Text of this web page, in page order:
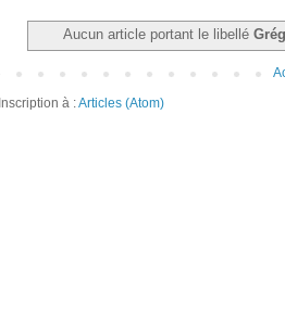
Aucun article portant le libellé
Inscription à :Articles (Atom)